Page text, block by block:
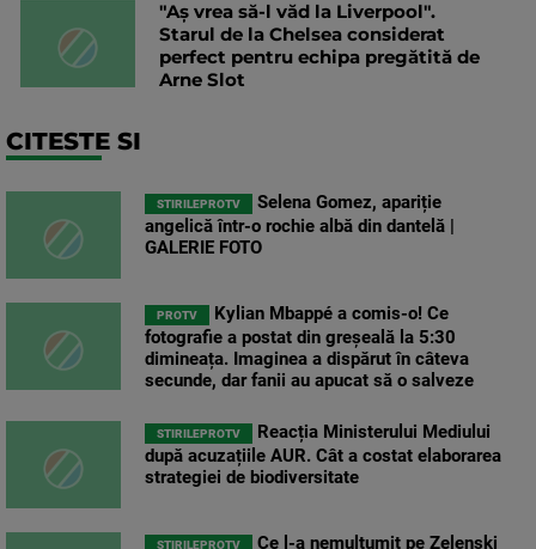
"Aș vrea să-l văd la Liverpool".
Starul de la Chelsea considerat
perfect pentru echipa pregătită de
Arne Slot
CITESTE SI
STIRILEPROTV
Selena Gomez, apariție
angelică într-o rochie albă din dantelă |
GALERIE FOTO
PROTV
Kylian Mbappé a comis-o! Ce
fotografie a postat din greșeală la 5:30
dimineața. Imaginea a dispărut în câteva
secunde, dar fanii au apucat să o salveze
STIRILEPROTV
Reacția Ministerului Mediului
după acuzațiile AUR. Cât a costat elaborarea
strategiei de biodiversitate
STIRILEPROTV Ce l-a nemulțumit pe Zelenski